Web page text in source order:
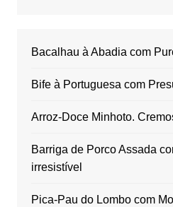
Bacalhau à Abadia com
Bife à Portuguesa com
Arroz-Doce Minhoto.
Barriga de Porco Assada
irresistível
Pica-Pau do Lombo com